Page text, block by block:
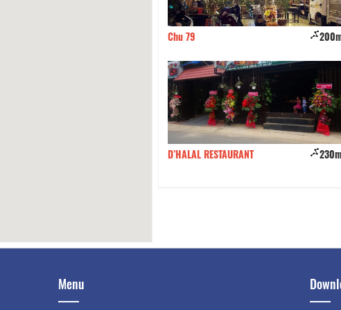
Chu 79
D’HALAL RESTAURANT 230m
Menu